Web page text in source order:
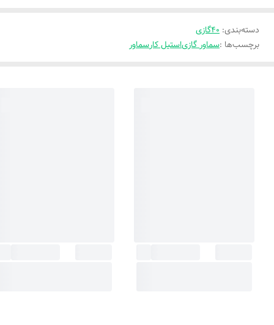
دسته‌بندی: 40گازی
برچسب‌ها :سماور گازیاستیل کارسماور